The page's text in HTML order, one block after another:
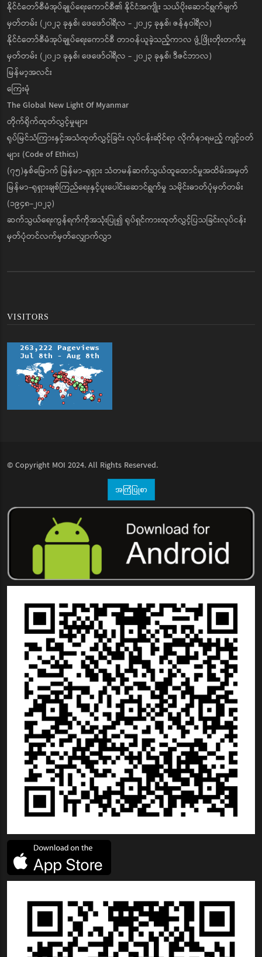
နိုင်ငံတော်စီမံအုပ်ချုပ်ရေးကောင်စီ၏ နိုင်ငံအကျိုး သယ်ပိုးဆောင်ရွက်ချက်
မှတ်တမ်း (၂၀၂၃ ခုနှစ်၊ ဖေဖော်ဝါရီလ - ၂၀၂၄ ခုနှစ်၊ ဇန်နဝါရီလ)
နိုင်ငံတော်စီမံအုပ်ချုပ်ရေးကောင်စီ တာဝန်ယူခဲ့သည့်ကာလ ဖွံ့ဖြိုးတိုးတက်မှု
မှတ်တမ်း (၂၀၂၁ ခုနှစ်၊ ဖေဖော်ဝါရီလ - ၂၀၂၃ ခုနှစ်၊ ဒီဇင်ဘာလ)
မြန်မာ့အလင်း
ကြေးမုံ
The Global New Light Of Myanmar
တိုက်ရိုက်ထုတ်လွှင့်မှုများ
ရုပ်မြင်သံကြားနှင့်အသံထုတ်လွှင့်ခြင်း လုပ်ငန်းဆိုင်ရာ လိုက်နာရမည့် ကျင့်ဝတ်
များ (Code of Ethics)
(၇၅)နှစ်မြောက် မြန်မာ-ရုရှား သံတမန်ဆက်သွယ်ထူထောင်မှုအထိမ်းအမှတ်
မြန်မာ-ရုရှားချစ်ကြည်ရေးနှင့်ပူးပေါင်းဆောင်ရွက်မှု သမိုင်းဓာတ်ပုံမှတ်တမ်း
(၁၉၄၈-၂၀၂၃)
ဆက်သွယ်ရေးကွန်ရက်ကိုအသုံးပြု၍ ရုပ်ရှင်ကားထုတ်လွှင့်ပြသခြင်းလုပ်ငန်း
မှတ်ပုံတင်လက်မှတ်လျှောက်လွှာ
VISITORS
© Copyright MOI 2024. All Rights Reserved.
အကြံပြုစာ